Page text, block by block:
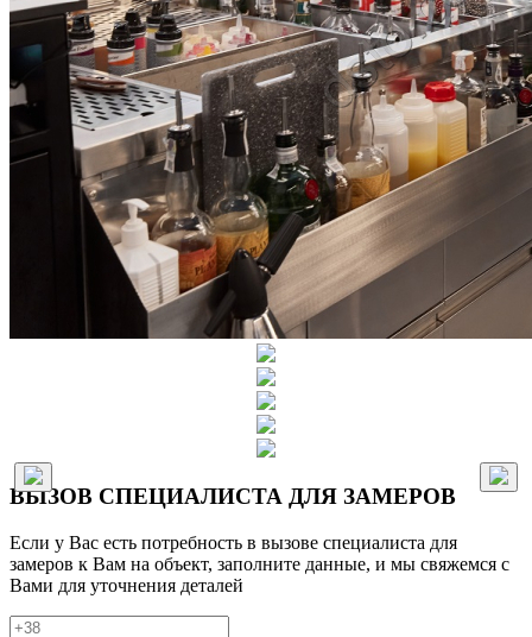
ВЫЗОВ СПЕЦИАЛИСТА ДЛЯ ЗАМЕРОВ
Если у Вас есть потребность в вызове специалиста для
замеров к Вам на объект, заполните данные, и мы свяжемся с
Вами для уточнения деталей